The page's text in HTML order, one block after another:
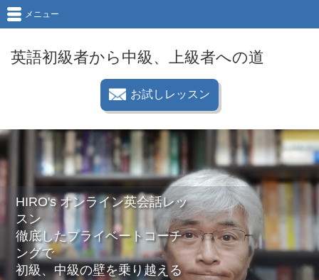
英語初級者から中級、上級者への道
お試しレッスン
メニュー
HIRO's オンライン英会話レッ
スン
徹底したプライベートコーチ
ングで
初級、中級の壁を乗り越える